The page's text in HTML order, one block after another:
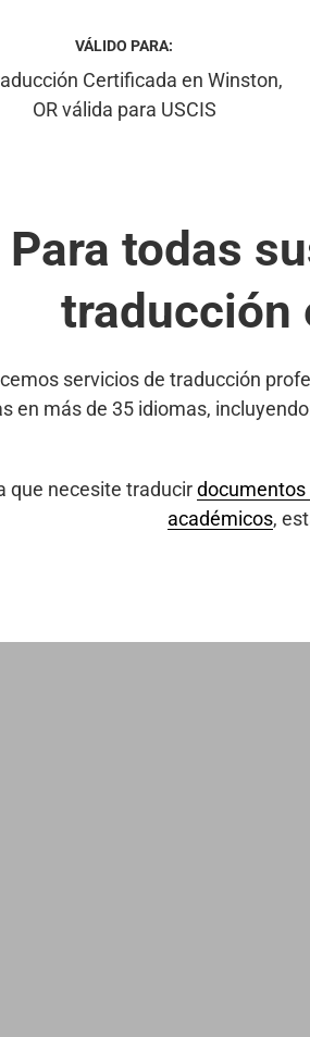
VÁLIDO PARA:
Para todas
traducción
servicios de traducción
en más de 35 idiomas,
que necesite traducirdocumentos
académicos,